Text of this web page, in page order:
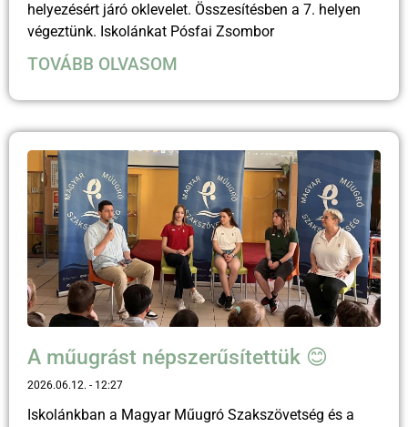
helyezésért járó oklevelet. Összesítésben a 7. helyen
végeztünk. Iskolánkat Pósfai Zsombor
TOVÁBB OLVASOM
A műugrást népszerűsítettük 😊
2026.06.12. 12:27
Iskolánkban a Magyar Műugró Szakszövetség és a